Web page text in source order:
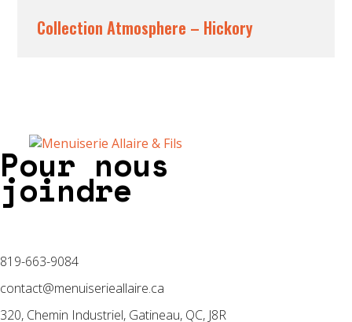
Collection Atmosphere – Hickory
Pour nous
joindre
819-663-9084
contact@menuiserieallaire.ca
320, Chemin Industriel, Gatineau, QC, J8R